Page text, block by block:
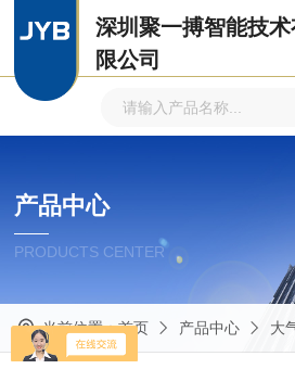
深圳聚一搏智能技术
限公司
产品中心
PRODUCTS CENTER
当前位置：首页 产品中心 大